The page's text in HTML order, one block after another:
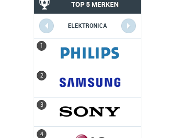
TOP 5 MERKEN
ELEKTRONICA
1
2
3
4